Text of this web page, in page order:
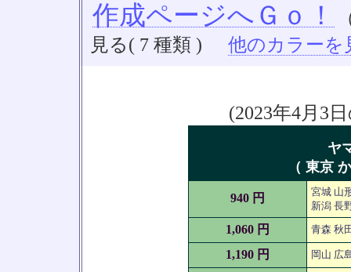
作成ページへＧｏ！
見る( 7 種類 )
他のカラーを
(2023年4月3
ヤ
（ 東京
940 円
宮城 山
新潟 長
1,060 円 青森 秋
1,190 円 岡山 広